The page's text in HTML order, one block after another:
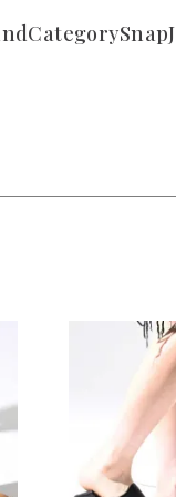
CategorySnap